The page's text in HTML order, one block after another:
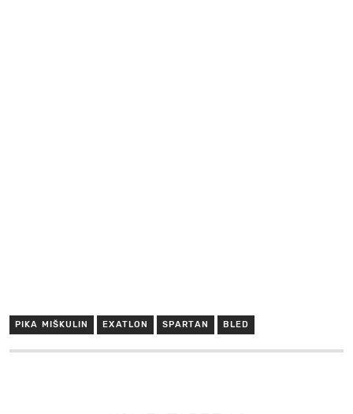
PIKA MIŠKULIN EXATLON SPARTAN BLED